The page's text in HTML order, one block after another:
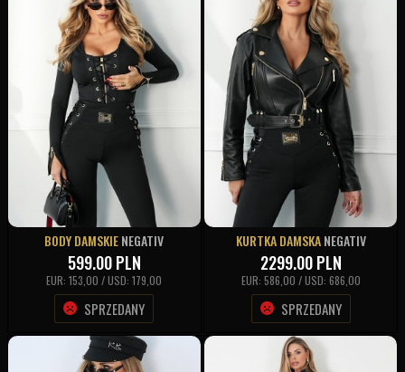
BODY DAMSKIENEGATIV
599.00PLN
EUR: 153,00 / USD: 179,00
SPRZEDANY
KURTKA DAMSKANEGATIV
2299.00PLN
EUR: 586,00 / USD: 686,00
SPRZEDANY